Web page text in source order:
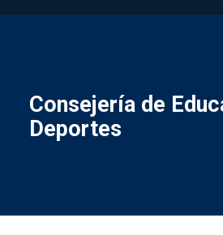
Consejería de
Deportes